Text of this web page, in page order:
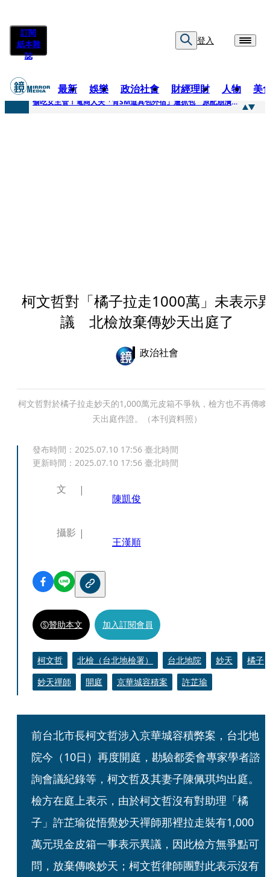
訂閱
紙本雜
誌
登入
最新 娛樂 政治社會 財經理財 人物 美
快訊
偷吃女主管！電商人夫「背SM道具包外宿」遭抓包 原配崩潰求償100萬：從未用過此類
柯文哲對「橘子拉走1000萬」未表示
議 北檢放棄傳妙天出庭了
政治社會
柯文哲對於橘子拉走妙天的1,000萬元皮箱不爭執，檢方也不再傳喚
天出庭作證。（本刊資料照）
發布時間： 2025.07.10 17:56 臺北時間
更新時間： 2025.07.10 17:56 臺北時間
文
陳凱俊
攝影
王漢順
贊助本文 加入訂閱會員
柯文哲 北檢（台北地檢署） 台北地院 妙天
橘子
妙天禪師
開庭 京華城容積案 許芷瑜
前台北市長柯文哲涉入京華城容積弊案，台北地
院今（10日）再度開庭，勘驗都委會專家學者諮
詢會議紀錄等，柯文哲及其妻子陳佩琪均出庭。
檢方在庭上表示，由於柯文哲沒有對助理「橘
子」許芷瑜從悟覺妙天禪師那裡拉走裝有1,000
萬元現金皮箱一事表示異議，因此檢方無爭點可
問，放棄傳喚妙天；柯文哲律師團對此表示沒有